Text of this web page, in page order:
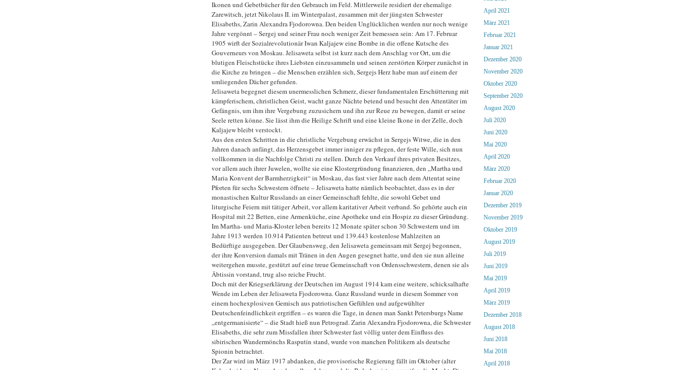
Ikonen und Gebetbücher für den Gebrauch im Feld. Mittlerweile residiert der ehemalige
Zarewitsch, jetzt Nikolaus II. im Winterpalast, zusammen mit der jüngsten Schwester
Elisabeths, Zarin Alexandra Fjodorowna. Den beiden Unglücklichen werden nur noch wenige
Jahre vergönnt – Sergej und seiner Frau noch weniger Zeit bemessen sein: Am 17. Februar
1905 wirft der Sozialrevolutionär Iwan Kaljajew eine Bombe in die offene Kutsche des
Gouverneurs von Moskau. Jelisaweta selbst ist kurz nach dem Anschlag vor Ort, um die
blutigen Fleischstücke ihres Liebsten einzusammeln und seinen zerstörten Körper zunächst in
die Kirche zu bringen – die Menschen erzählen sich, Sergejs Herz habe man auf einem der
umliegenden Dächer gefunden.
Jelisaweta begegnet diesem unermesslichen Schmerz, dieser fundamentalen Erschütterung mit
kämpferischem, christlichen Geist, wacht ganze Nächte betend und besucht den Attentäter im
Gefängnis, um ihm ihre Vergebung zuzusichern und ihn zur Reue zu bewegen, damit er seine
Seele retten könne. Sie lässt ihm die Heilige Schrift und eine kleine Ikone in der Zelle, doch
Kaljajew bleibt verstockt.
Aus den ersten Schritten in die christliche Vergebung erwächst in Sergejs Witwe, die in den
Jahren danach anfängt, das Herzensgebet immer inniger zu pflegen, der feste Wille, sich nun
vollkommen in die Nachfolge Christi zu stellen. Durch den Verkauf ihres privaten Besitzes,
vor allem auch ihrer Juwelen, wollte sie eine Klostergründung finanzieren, den „Martha und
Maria Konvent der Barmherzigkeit“ in Moskau, das fast vier Jahre nach dem Attentat seine
Pforten für sechs Schwestern öffnete – Jelisaweta hatte nämlich beobachtet, dass es in der
monastischen Kultur Russlands an einer Gemeinschaft fehlte, die sowohl Gebet und
liturgische Feiern mit tätiger Arbeit, vor allem karitativer Arbeit verband. So gehörte auch ein
Hospital mit 22 Betten, eine Armenküche, eine Apotheke und ein Hospiz zu dieser Gründung.
Im Martha- und Maria-Kloster leben bereits 12 Monate später schon 30 Schwestern und im
Jahre 1913 werden 10.914 Patienten betreut und 139.443 kostenlose Mahlzeiten an
Bedürftige ausgegeben. Der Glaubensweg, den Jelisaweta gemeinsam mit Sergej begonnen,
der ihre Konversion damals mit Tränen in den Augen gesegnet hatte, und den sie nun alleine
weitergehen musste, gestützt auf eine treue Gemeinschaft von Ordensschwestern, denen sie als
Äbtissin vorstand, trug also reiche Frucht.
Doch mit der Kriegserklärung der Deutschen im August 1914 kam eine weitere, schicksalhafte
Wende im Leben der Jelisaweta Fjodorowna. Ganz Russland wurde in diesem Sommer von
einem hochexplosiven Gemisch aus patriotischen Gefühlen und aufgewühlter
Deutschenfeindlichkeit ergriffen – es waren die Tage, in denen man Sankt Petersburgs Name
„entgermanisierte“ – die Stadt hieß nun Petrograd. Zarin Alexandra Fjodorowna, die Schwester
Elisabeths, die sehr zum Missfallen ihrer Schwester fast völlig unter dem Einfluss des
sibirischen Wandermönchs Rasputin stand, wurde von manchen Politikern als deutsche
Spionin betrachtet.
Der Zar wird im März 1917 abdanken, die provisorische Regierung fällt im Oktober (alter
April 2021
März 2021
Februar 2021
Januar 2021
Dezember 2020
November 2020
Oktober 2020
September 2020
August 2020
Juli 2020
Juni 2020
Mai 2020
April 2020
März 2020
Februar 2020
Januar 2020
Dezember 2019
November 2019
Oktober 2019
August 2019
Juli 2019
Juni 2019
Mai 2019
April 2019
März 2019
Dezember 2018
August 2018
Juni 2018
Mai 2018
April 2018